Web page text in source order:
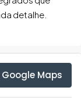
detalhe.
Maps